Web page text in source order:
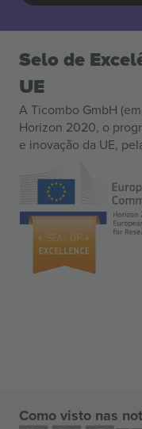
Selo de
UE
A Ticombo GmbH
Horizon 2020, o
e inovação da UE,
Como visto nas